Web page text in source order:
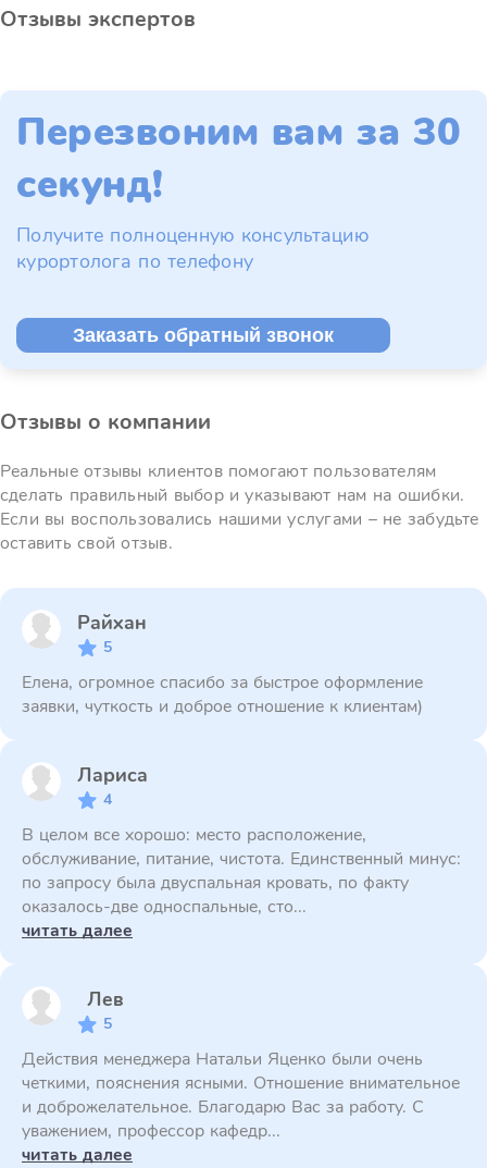
Отзывы экспертов
Перезвоним вам за 30
секунд!
Получите полноценную консультацию
курортолога по телефону
Заказать обратный звонок
Отзывы о компании
Реальные отзывы клиентов помогают пользователям
сделать правильный выбор и указывают нам на ошибки.
Если вы воспользовались нашими услугами – не забудьте
оставить свой отзыв.
Райхан
5
Елена, огромное спасибо за быстрое оформление
заявки, чуткость и доброе отношение к клиентам)
Лариса
4
В целом все хорошо: место расположение,
обслуживание, питание, чистота. Единственный минус:
по запросу была двуспальная кровать, по факту
оказалось-две односпальные, сто...
читать далее
Лев
5
Действия менеджера Натальи Яценко были очень
четкими, пояснения ясными. Отношение внимательное
и доброжелательное. Благодарю Вас за работу. С
уважением, профессор кафедр...
читать далее